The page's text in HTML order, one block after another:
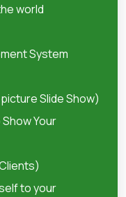
world
System
Slide Show)
Your
to your